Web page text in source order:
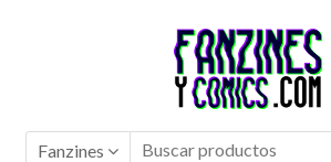
Fanzines